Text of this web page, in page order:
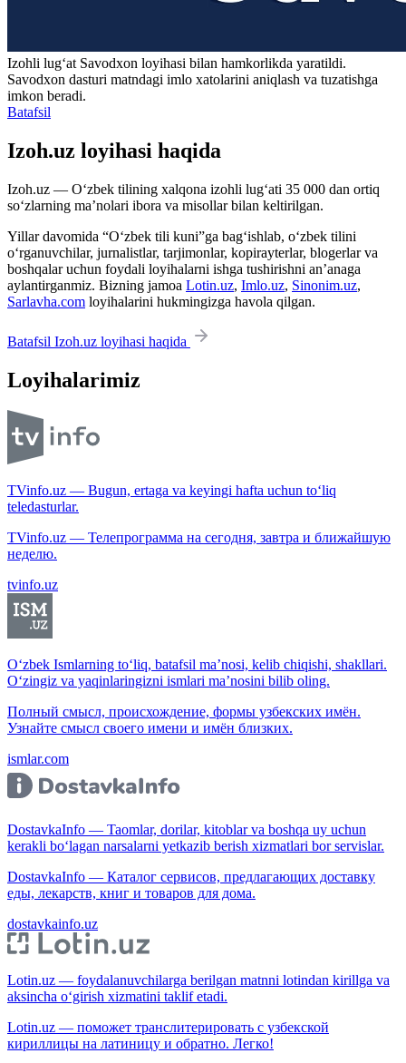
Izohli lugʻat Savodxon loyihasi bilan hamkorlikda yaratildi.
Savodxon dasturi matndagi imlo xatolarini aniqlash va tuzatishga
imkon beradi.
Batafsil
Izoh.uz loyihasi haqida
Izoh.uz — O‘zbek tilining xalqona izohli lug‘ati 35 000 dan ortiq
so‘zlarning ma’nolari ibora va misollar bilan keltirilgan.
Yillar davomida “O‘zbek tili kuni”ga bag‘ishlab, o‘zbek tilini
o‘rganuvchilar, jurnalistlar, tarjimonlar, kopirayterlar, blogerlar va
boshqalar uchun foydali loyihalarni ishga tushirishni an’anaga
aylantirganmiz. Bizning jamoa Lotin.uz, Imlo.uz, Sinonim.uz,
Sarlavha.com loyihalarini hukmingizga havola qilgan.
Batafsil Izoh.uz loyihasi haqida
Loyihalarimiz
TVinfo.uz — Bugun, ertaga va keyingi hafta uchun to‘liq
teledasturlar.
TVinfo.uz — Телепрограмма на сегодня, завтра и ближайшую
неделю.
tvinfo.uz
O‘zbek Ismlarning to‘liq, batafsil ma’nosi, kelib chiqishi, shakllari.
O‘zingiz va yaqinlaringizni ismlari ma’nosini bilib oling.
Полный смысл, происхождение, формы узбекских имён.
Узнайте смысл своего имени и имён близких.
ismlar.com
DostavkaInfo — Taomlar, dorilar, kitoblar va boshqa uy uchun
kerakli bo‘lagan narsalarni yetkazib berish xizmatlari bor servislar.
DostavkaInfo — Каталог сервисов, предлагающих доставку
еды, лекарств, книг и товаров для дома.
dostavkainfo.uz
Lotin.uz — foydalanuvchilarga berilgan matnni lotindan kirillga va
aksincha o‘girish xizmatini taklif etadi.
Lotin.uz — поможет транслитерировать с узбекской
кириллицы на латиницу и обратно. Легко!